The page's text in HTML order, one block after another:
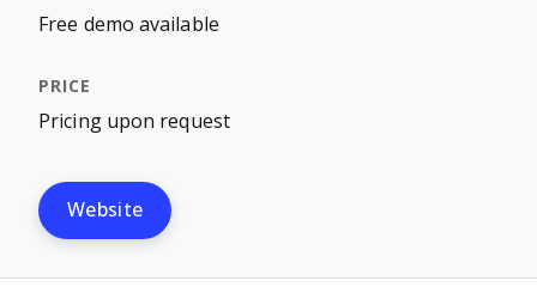
Free demo available
Pricing upon request
Website